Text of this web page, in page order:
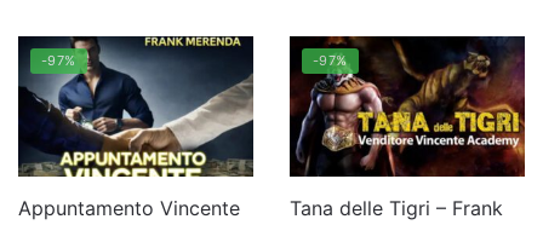
-97%
Appuntamento Vincente
-97%
Tana delle Tigri – Frank